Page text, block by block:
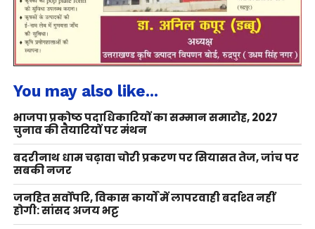
You may also like...
भाजपा प्रकोष्ठ पदाधिकारियों का सम्मान समारोह, 2027
चुनाव की तैयारियों पर मंथन
बदरीनाथ धाम चढ़ावा चोरी प्रकरण पर सियासत तेज, जांच पर
सबकी नजर
जनहित सर्वोपरि, विकास कार्यों में लापरवाही बर्दाश्त नहीं
होगी: सांसद अजय भट्ट